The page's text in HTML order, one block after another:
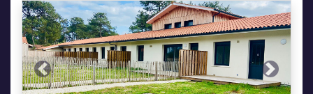
Previous Next